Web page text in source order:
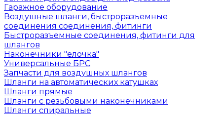
Гаражное оборудование
Воздушные шланги, быстроразъемные
соединения соединения, фитинги
Быстроразъемные соединения, фитинги для
шлангов
Наконечники "елочка"
Универсальные БРС
Запчасти для воздушных шлангов
Шланги на автоматических катушках
Шланги прямые
Шланги с резьбовыми наконечниками
Шланги спиральные